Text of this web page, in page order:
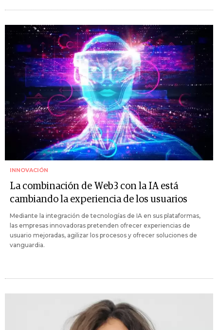
INNOVACIÓN
La combinación de Web3 con la IA está
cambiando la experiencia de los usuarios
Mediante la integración de tecnologías de IA en sus plataformas,
las empresas innovadoras pretenden ofrecer experiencias de
usuario mejoradas, agilizar los procesos y ofrecer soluciones de
vanguardia.